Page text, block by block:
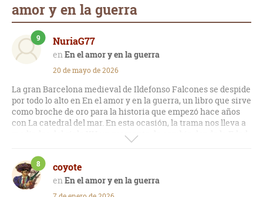
amor y en la guerra
NuriaG77
En el amor y en la guerra
9
20 de mayo de 2026
La gran Barcelona medieval de Ildefonso Falcones se despide
por todo lo alto en En el amor y en la guerra, un libro que sirve
como broche de oro para la historia que empezó hace años
con La catedral del mar. En esta ocasión, la trama nos lleva a
mediados del siglo XV, un momento de cambio donde la Edad
Media empieza a dar paso al Renacimiento. El protagonista
es el joven Arnau Estanyol, nieto del famoso constructor de la
iglesia de Santa María del Mar, quien tiene que defender el
honor de su apellido en una época muy peligrosa. Mientras el
chico pelea en Italia ayudando al rey Alfonso V a conquistar
coyote
En el amor y en la guerra
8